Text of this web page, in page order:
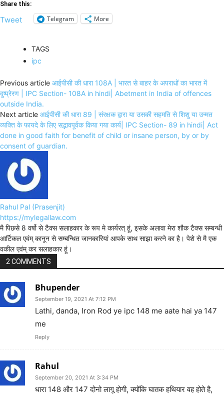
Share this:
Tweet Telegram More
TAGS
ipc
Previous article आईपीसी की धारा 108A | भारत से बाहर के अपराधों का भारत में
दुष्प्रेरण | IPC Section- 108A in hindi| Abetment in India of offences
outside India.
Next article आईपीसी की धारा 89 | संरक्षक द्वारा या उसकी सहमति से शिशु या उन्मत
व्यक्ति के फायदे के लिए सद्भावपूर्वक किया गया कार्य| IPC Section- 89 in hindi| Act
done in good faith for benefit of child or insane person, by or by
consent of guardian.
Rahul Pal (Prasenjit)
https://mylegallaw.com
मै पिछसे 8 वर्षो से टैक्स सलाहकार के रूप मे कार्यरत् हूं, इसके अलावा मेरा शौक टैक्स सम्बन्धी
आर्टिकल एवंम् कानून से सम्बन्धित जानकारियां आपके साथ साझा करने का है। पेशे से मै एक
वकील एवंम् कर सलाहकार हूं।
2 COMMENTS
Bhupender
September 19, 2021 At 7:12 PM
Lathi, danda, Iron Rod ye ipc 148 me aate hai ya 147
me
Reply
Rahul
September 20, 2021 At 3:34 PM
धारा 148 और 147 दोनो लागू होगी, क्योंकि घातक हथियार वह होते है,